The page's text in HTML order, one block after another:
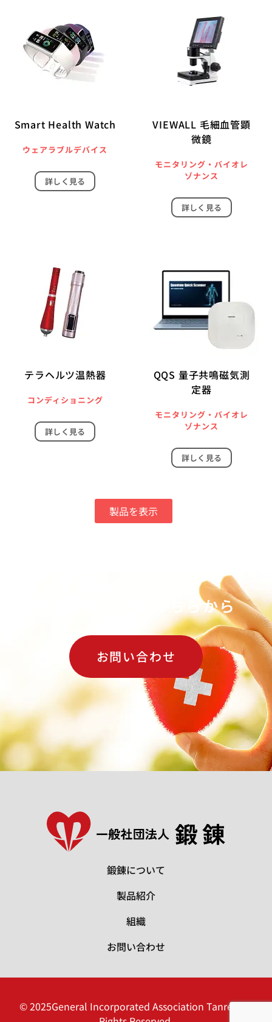
Smart Health Watch
ウェアラブルデバイス
詳しく見る
VIEWALL 毛細血管顕
微鏡
モニタリング・バイオレ
ゾナンス
詳しく見る
テラヘルツ温熱器
コンディショニング
詳しく見る
QQS 量子共鳴磁気測
定器
モニタリング・バイオレ
ゾナンス
詳しく見る
製品を表示
お問い合わせはこちらから
お問い合わせ
鍛錬について
製品紹介
組織
お問い合わせ
© 2025General Incorporated Association Tanren All